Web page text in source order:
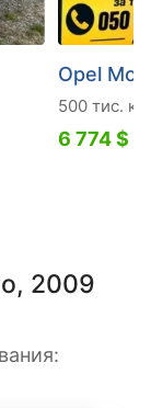
Opel
500 тис. км
6 774 $
2009